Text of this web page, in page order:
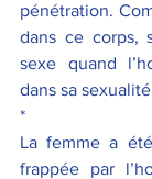
pénétration.
dans ce corps,
sexe quand
dans sa
*
La femme a
frappée par